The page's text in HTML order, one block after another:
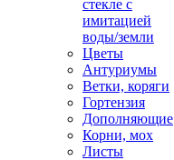
стекле с
имитацией
воды/земли
Цветы
Антуриумы
Ветки, коряги
Гортензия
Дополняющие
Корни, мох
Листы